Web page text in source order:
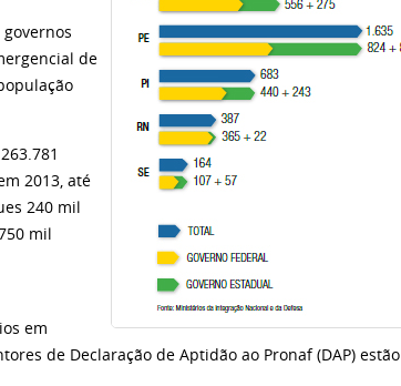
de
2013, até
240 mil
mil
em
de Declaração de Aptidão ao Pronaf (DAP) estão